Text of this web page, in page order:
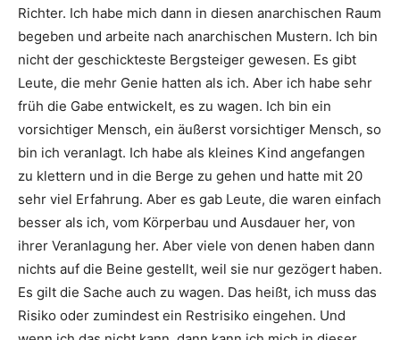
Richter. Ich habe mich dann in diesen anarchischen Raum
begeben und arbeite nach anarchischen Mustern. Ich bin
nicht der geschickteste Bergsteiger gewesen. Es gibt
Leute, die mehr Genie hatten als ich. Aber ich habe sehr
früh die Gabe entwickelt, es zu wagen. Ich bin ein
vorsichtiger Mensch, ein äußerst vorsichtiger Mensch, so
bin ich veranlagt. Ich habe als kleines Kind angefangen
zu klettern und in die Berge zu gehen und hatte mit 20
sehr viel Erfahrung. Aber es gab Leute, die waren einfach
besser als ich, vom Körperbau und Ausdauer her, von
ihrer Veranlagung her. Aber viele von denen haben dann
nichts auf die Beine gestellt, weil sie nur gezögert haben.
Es gilt die Sache auch zu wagen. Das heißt, ich muss das
Risiko oder zumindest ein Restrisiko eingehen. Und